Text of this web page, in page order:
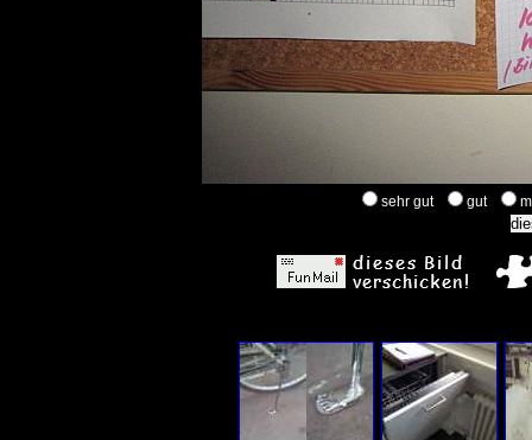
sehr gut gut